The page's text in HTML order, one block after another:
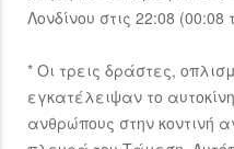
Λονδίνου στις 22:08
* Οι τρεις δράστες,
εγκατέλειψαν το
ανθρώπους στην κοντινή